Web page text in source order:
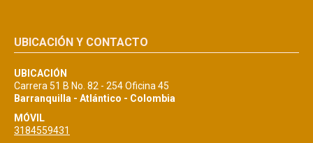
UBICACIÓN Y CONTACTO
UBICACIÓN
Carrera 51 B No. 82 - 254 Oficina 45
Barranquilla - Atlántico - Colombia
MÓVIL
3184559431